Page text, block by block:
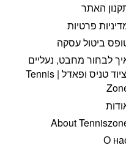
האתר
פרטיות
ביטול עסקה
לבחור מחבט, נעליים
וציוד טניס ופאדל | Tennis
About
О